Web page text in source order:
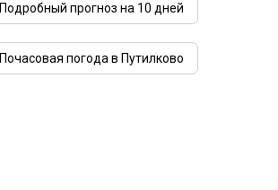
Подробный прогноз на 10 дней
Почасовая погода в Путилково